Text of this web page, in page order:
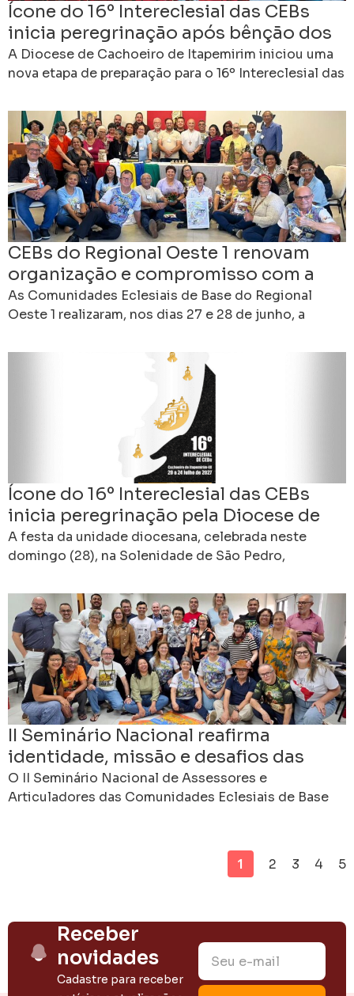
Ícone do 16º Intereclesial das CEBs
inicia peregrinação após bênção dos
bispos em Cachoeiro
A Diocese de Cachoeiro de Itapemirim iniciou uma
nova etapa de preparação para o 16º Intereclesial das
CEBs do Regional Oeste 1 renovam
organização e compromisso com a
missão
As Comunidades Eclesiais de Base do Regional
Oeste 1 realizaram, nos dias 27 e 28 de junho, a
Ícone do 16º Intereclesial das CEBs
inicia peregrinação pela Diocese de
Cachoeiro de Itapemirim (ES)
A festa da unidade diocesana, celebrada neste
domingo (28), na Solenidade de São Pedro,
(ES), marcará um
II Seminário Nacional reafirma
identidade, missão e desafios das
CEBs no Brasil
O II Seminário Nacional de Assessores e
Articuladores das Comunidades Eclesiais de Base
1 2 3 4 5
Receber
novidades
Cadastre para receber